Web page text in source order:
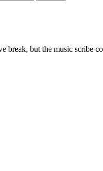
break, but the music scribe